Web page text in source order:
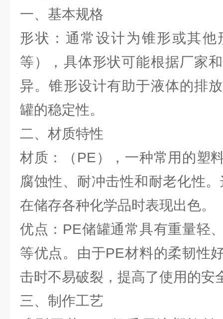
一、基本规格
形状：通常设计为锥形或其
等），具体形状可能根据厂家
异。锥形设计有助于液体的排
罐的稳定性。
二、材质特性
材质：（PE），一种常用的塑
腐蚀性、耐冲击性和耐老化性
在储存各种化学品时表现出色。
优点：PE储罐通常具有重量轻
等优点。由于PE材料的柔韧性
击时不易破裂，提高了使用的安
三、制作工艺